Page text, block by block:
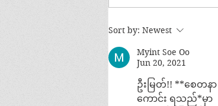
အမေစုလွတ်ဖို့ ပေးသေ
က ဘာလဲ?
Sort by: Newest
Myint Soe Oo
Jun 20, 2021
ဦးမြတ်!! **စေတ
ကောင်း ရသည်*မှာ